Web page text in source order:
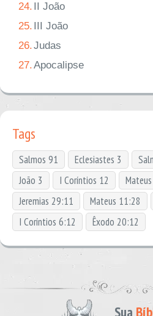
24. II João
25. III João
26.Judas
27.Apocalipse
Tags
Salmos 91 Eclesiastes 3
João 3
I Coríntios 12
Jeremias 29:11
Mateus 11:28
I Coríntios 6:12
Êxodo 20:12
Sua